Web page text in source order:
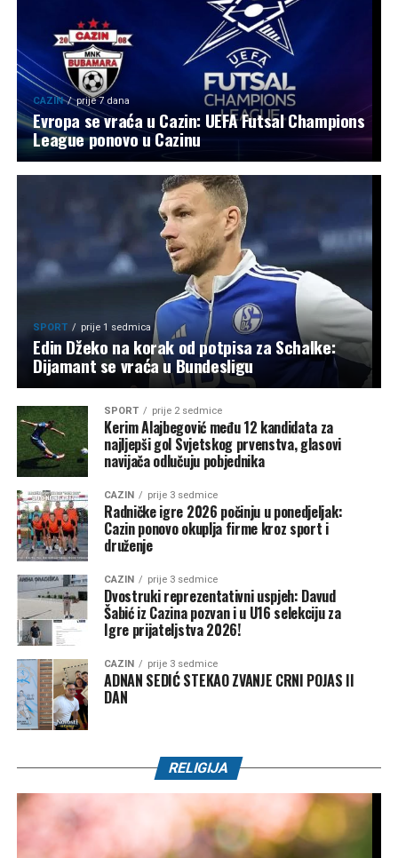
CAZIN prije 7 dana
Evropa se vraća u Cazin: UEFA Futsal Champions
League ponovo u Cazinu
SPORT prije 1 sedmica
Edin Džeko na korak od potpisa za Schalke:
Dijamant se vraća u Bundesligu
SPORT prije 2 sedmice
Kerim Alajbegović među 12 kandidata za
najljepši gol Svjetskog prvenstva, glasovi
navijača odlučuju pobjednika
CAZIN prije 3 sedmice
Radničke igre 2026 počinju u ponedjeljak:
Cazin ponovo okuplja firme kroz sport i
druženje
CAZIN prije 3 sedmice
Dvostruki reprezentativni uspjeh: Davud
Šabić iz Cazina pozvan i u U16 selekciju za
Igre prijateljstva 2026!
CAZIN prije 3 sedmice
ADNAN SEDIĆ STEKAO ZVANJE CRNI POJAS II
DAN
RELIGIJA